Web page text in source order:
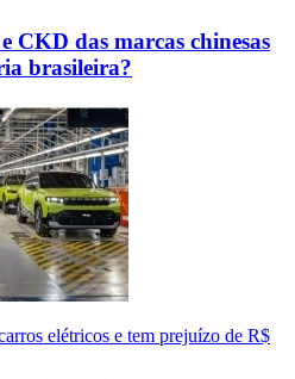
CKD das marcas chinesas
brasileira?
elétricos e tem prejuízo de R$